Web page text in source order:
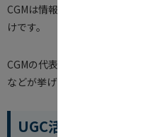
CGMは情報のやり取りが行われる
けです。
CGMの代表的な成功例は、
などが挙げられます。
UGC活用のメリット